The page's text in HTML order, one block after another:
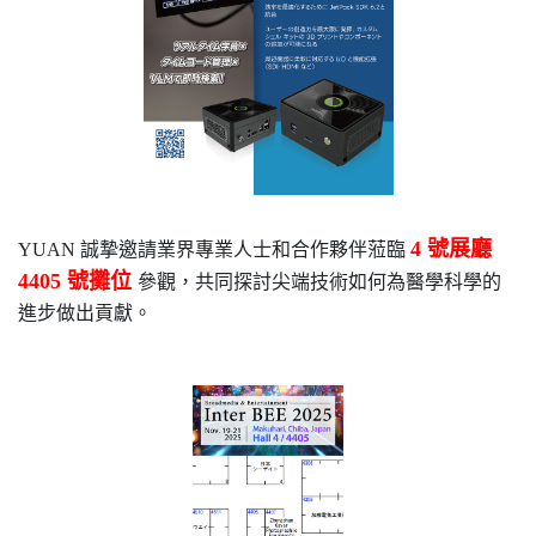
YUAN 誠摯邀請業界專業人士和合作夥伴蒞臨 4 號展廳
4405 號攤位 參觀，共同探討尖端技術如何為醫學科學的
進步做出貢獻。